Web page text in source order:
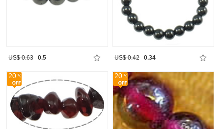
US$ 0.63 0.5 US$ 0.42 0.34
20 20